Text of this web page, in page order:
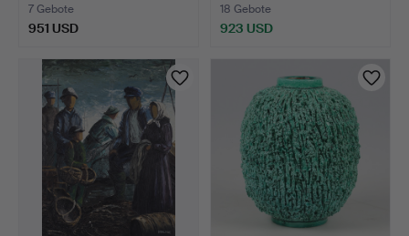
7 Gebote
951 USD
Objekt
18 Gebote
923 USD